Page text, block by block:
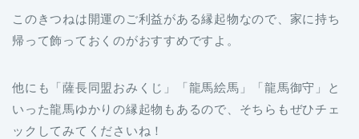
このきつねは開運のご利益がある縁起物なので、家に持ち
帰って飾っておくのがおすすめですよ。
他にも「薩長同盟おみくじ」「龍馬絵馬」「龍馬御守」と
いった龍馬ゆかりの縁起物もあるので、そちらもぜひチェ
ックしてみてくださいね！